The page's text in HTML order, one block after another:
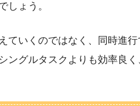
しょう。
ていくのではなく、同時進
ングルタスクよりも効率良く